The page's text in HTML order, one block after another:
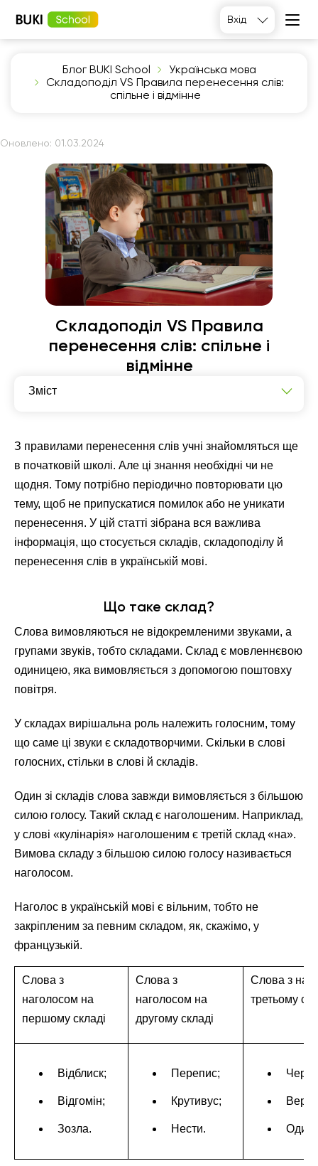
Вхід
Блог BUKI School
Українська мова
Складоподіл VS Правила перенесення слів:
спільне і відмінне
Оновлено: 01.03.2024
Складоподіл VS Правила
перенесення слів: спільне і
відмінне
Зміст
Як поділити слово на склади?
Правила переносу слів
Тренувальна вправа з переносу слів
З правилами перенесення слів учні знайомляться ще
в початковій школі. Але ці знання необхідні чи не
щодня. Тому потрібно періодично повторювати цю
тему, щоб не припускатися помилок або не уникати
перенесення. У цій статті зібрана вся важлива
інформація, що стосується складів, складоподілу й
перенесення слів в українській мові.
Що таке склад?
Слова вимовляються не відокремленими звуками, а
групами звуків, тобто складами. Склад є мовленнєвою
одиницею, яка вимовляється з допомогою поштовху
повітря.
У складах вирішальна роль належить голосним, тому
що саме ці звуки є складотворчими. Скільки в слові
голосних, стільки в слові й складів.
Один зі складів слова завжди вимовляється з більшою
силою голосу. Такий склад є наголошеним. Наприклад,
у слові «кулінарія» наголошеним є третій склад «на».
Вимова складу з більшою силою голосу називається
наголосом.
Наголос в українській мові є вільним, тобто не
закріпленим за певним складом, як, скажімо, у
французькій.
Слова з
наголосом на
першому складі
Слова з
наголосом на
другому складі
Слова з
третьому
Відблиск;
Відгомін;
Зозла.
Перепис;
Крутивус;
Нести.